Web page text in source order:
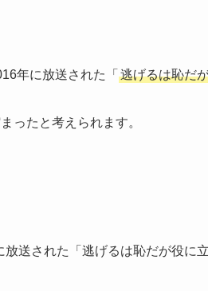
年に放送された「 逃げるは恥だ
ったと考えられます。
送された「逃げるは恥だが役に